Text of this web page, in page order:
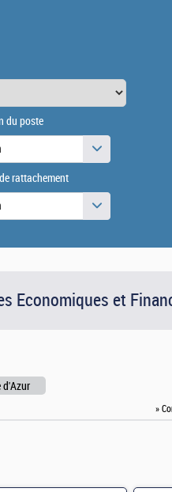
du poste
rattachement
Economiques et
d'Azur
»